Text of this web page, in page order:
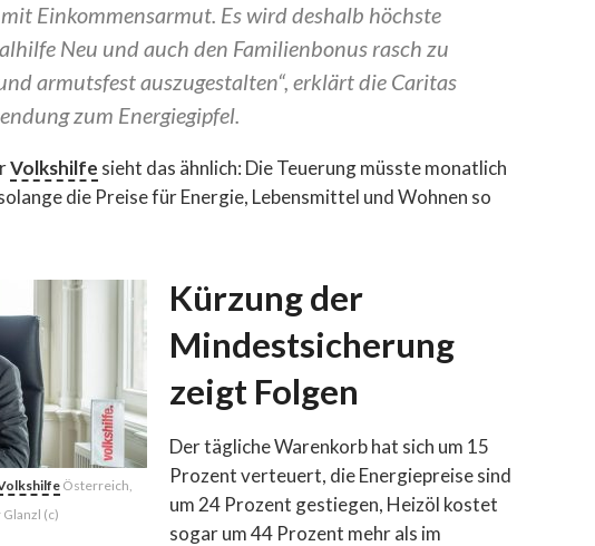
Einkommensarmut. Es wird deshalb höchste
Neu und auch den Familienbonus rasch zu
armutsfest auszugestalten“, erklärt die Caritas
zum Energiegipfel.
Volkshilfe sieht das ähnlich: Die Teuerung müsste monatlich
die Preise für Energie, Lebensmittel und Wohnen so
Österreich,
(c)
Kürzung der
Mindestsicherung
zeigt Folgen
Der tägliche Warenkorb hat sich um 15
Prozent verteuert, die Energiepreise sind
um 24 Prozent gestiegen, Heizöl kostet
sogar um 44 Prozent mehr als im